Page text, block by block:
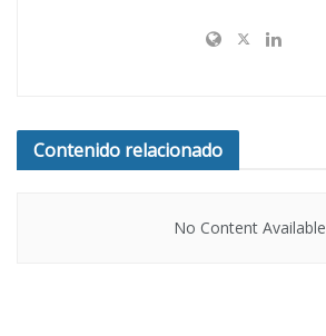
Contenido relacionado
No Content Available